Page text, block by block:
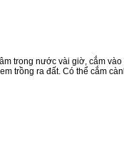
trong nước vài giờ, cắm vào
trồng ra đất. Có thể cắm